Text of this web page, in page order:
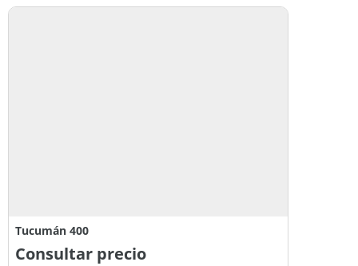
Servicios e infraestructura completos
Tucumán 400
Consultar precio